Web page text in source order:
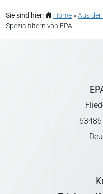
Schlagwörter:emv,
Sie sind hier: Home »Aus der
Spezialfiltern von EPA.